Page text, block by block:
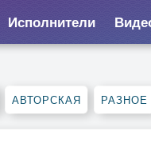
Исполнители
АВТОРСКАЯ РАЗНОЕ